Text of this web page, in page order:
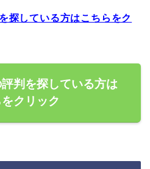
探している方はこちらをク
判を探している方は
クリック